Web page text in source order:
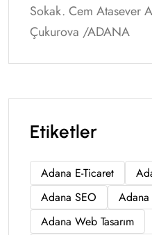
Sokak. Cem Atasever
Çukurova /ADANA
Etiketler
Adana E-Ticaret
Adana SEO
Adana
Adana Web Tasarım